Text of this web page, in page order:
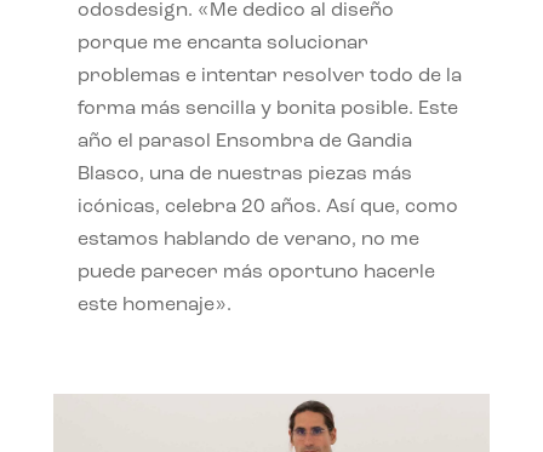
odosdesign. «Me dedico al diseño
porque me encanta solucionar
problemas e intentar resolver todo de la
forma más sencilla y bonita posible. Este
año el parasol Ensombra de Gandia
Blasco, una de nuestras piezas más
icónicas, celebra 20 años. Así que, como
estamos hablando de verano, no me
puede parecer más oportuno hacerle
este homenaje».